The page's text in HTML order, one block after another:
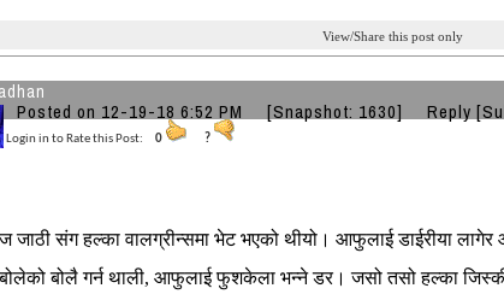
View/Share this post only
Posted on 12-19-18 6:52 PM [Snapshot: 1630] Reply
Login in to Rate this Post: 0 ?
संग हल्का वालग्रीन्समा भेट भएको थीयो। आफुलाई डाईरीया
बोलै गर्न थाली, आफुलाई फुशकेला भन्ने डर। जसो तसो हल्का